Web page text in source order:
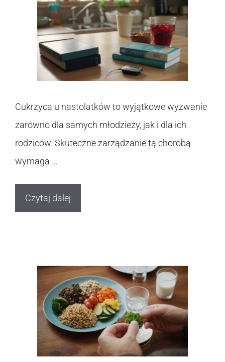
Cukrzyca u nastolatków to wyjątkowe wyzwanie
zarówno dla samych młodzieży, jak i dla ich
rodziców. Skuteczne zarządzanie tą chorobą
wymaga …
Czytaj dalej